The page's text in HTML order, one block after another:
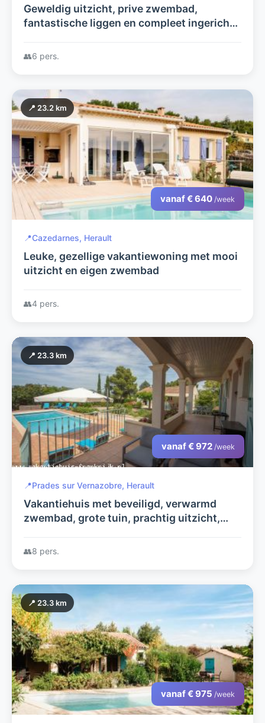
Geweldig uitzicht, prive zwembad,
fantastische liggen en compleet ingerichte
👥6 pers.
📍 23.2 km
vanaf € 640 /week
📍Cazedarnes, Herault
Leuke, gezellige vakantiewoning met mooi
uitzicht en eigen zwembad
👥4 pers.
📍 23.3 km
vanaf € 972 /week
📍Prades sur Vernazobre, Herault
Vakantiehuis met beveiligd, verwarmd
zwembad, grote tuin, prachtig uitzicht,
👥8 pers.
📍 23.3 km
vanaf € 975 /week